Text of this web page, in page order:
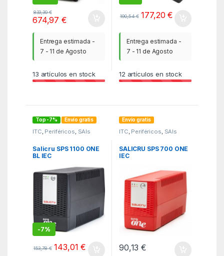
833,30€
674,97€
Entrega estimada -
7 - 11 de Agosto
13 artículos en stock
190,54€ 177,20€
Entrega estimada -
7 - 11 de Agosto
12 artículos en stock
Top -7% Envío gratis
ITC, Periféricos, SAIs
Salicru SPS 1100 ONE
BL IEC
sistema de
alimentación
ininterrumpida (UPS)
1,1 kVA
-7%
153,78€ 143,01€
Envío gratis
ITC, Periféricos, SAIs
SALICRU SPS 700 ONE
IEC
90,13€